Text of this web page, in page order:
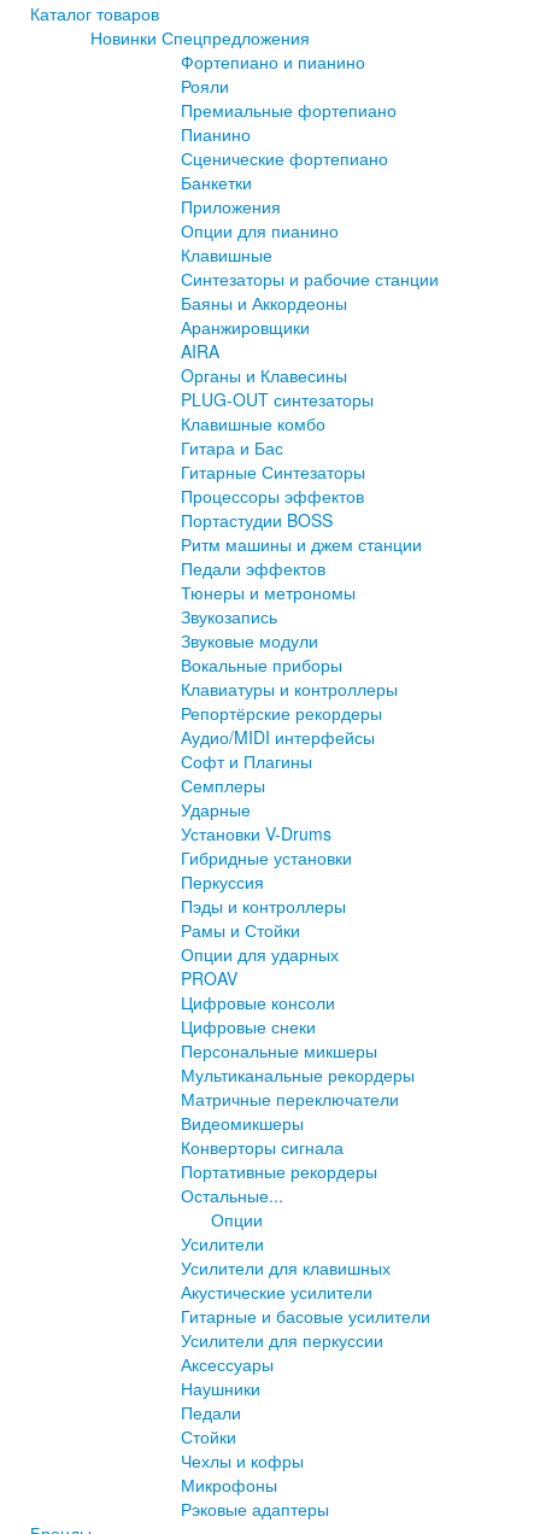
Каталог товаров
Новинки Спецпредложения
Фортепиано и пианино
Рояли
Премиальные фортепиано
Пианино
Сценические фортепиано
Банкетки
Приложения
Опции для пианино
Клавишные
Синтезаторы и рабочие станции
Баяны и Аккордеоны
Аранжировщики
AIRA
Oрганы и Клавесины
PLUG-OUT синтезаторы
Клавишные комбо
Гитара и Бас
Гитарные Синтезаторы
Процессоры эффектов
Портастудии BOSS
Ритм машины и джем станции
Педали эффектов
Тюнеры и метрономы
Звукозапись
Звуковые модули
Вокальные приборы
Клавиатуры и контроллеры
Репортёрские рекордеры
Аудио/MIDI интерфейсы
Софт и Плагины
Семплеры
Ударные
Установки V-Drums
Гибридные установки
Перкуссия
Пэды и контроллеры
Рамы и Стойки
Опции для ударных
PROAV
Цифровые консоли
Цифровые снеки
Персональные микшеры
Мультиканальные рекордеры
Матричные переключатели
Видеомикшеры
Конверторы сигнала
Портативные рекордеры
Остальные...
Опции
Усилители
Усилители для клавишных
Акустические усилители
Гитарные и басовые усилители
Усилители для перкуссии
Аксессуары
Наушники
Педали
Стойки
Чехлы и кофры
Микрофоны
Рэковые адаптеры